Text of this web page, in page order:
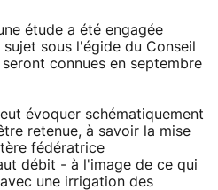
étude a été engagée
sous l'égide du Conseil
connues en septembre
évoquer schématiquement
retenue, à savoir la mise
fédératrice
débit - à l'image de ce qui
une irrigation des